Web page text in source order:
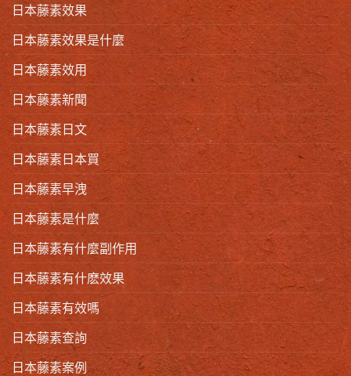
日本藤素效果
日本藤素效果是什麼
日本藤素效用
日本藤素新聞
日本藤素日文
日本藤素日本買
日本藤素早洩
日本藤素是什麼
日本藤素有什麼副作用
日本藤素有什麽效果
日本藤素有效嗎
日本藤素查詢
日本藤素案例